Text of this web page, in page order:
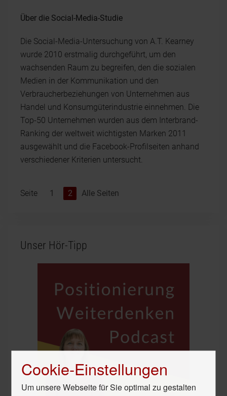
Über die Social-Media-Studie
Die Social-Media-Untersuchung von A.T. Kearney
wurde 2010 erstmalig durchgeführt, um den
wachsenden Raum zu begreifen, den die sozialen
Medien in der Kommunikation und den
Verbraucherbeziehungen von Unternehmen aus
Handel und Konsumgüterindustrie einnehmen. Die
Top-50 Unternehmen wurden aus dem Interbrand-
Ranking der weltweit wichtigsten Marken 2011
ausgewählt und die Facebook-Profilseiten anhand
verschiedener Kriterien untersucht.
Seite 1 2 Alle Seiten
Unser Hör-Tipp
Cookie-Einstellungen
Um unsere Webseite für Sie optimal zu gestalten